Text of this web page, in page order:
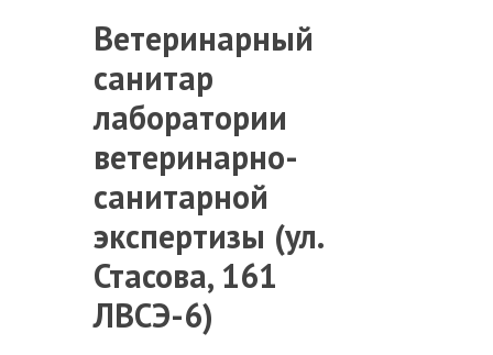
Ветеринарный
санитар
лаборатории
ветеринарно-
санитарной
экспертизы (ул.
Стасова, 161
ЛВСЭ-6)